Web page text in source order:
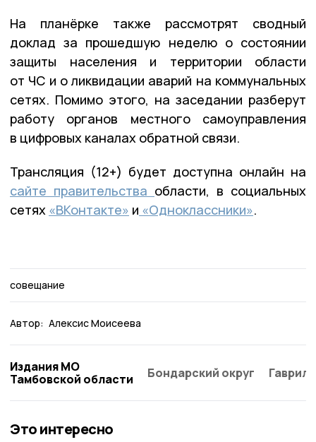
На планёрке также рассмотрят сводный
доклад за прошедшую неделю о состоянии
защиты населения и территории области
от ЧС и о ликвидации аварий на коммунальных
сетях. Помимо этого, на заседании разберут
работу органов местного самоуправления
в цифровых каналах обратной связи.
Трансляция (12+) будет доступна онлайн на
сайте правительства области, в социальных
сетях «ВКонтакте» и «Одноклассники».
совещание
Автор: Алексис Моисеева
Издания МО
Тамбовской области
Бондарский округ
Это интересно